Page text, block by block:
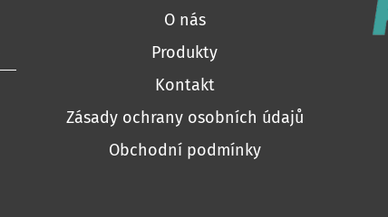
O nás
Produkty
Kontakt
Zásady ochrany osobních údajů
Obchodní podmínky